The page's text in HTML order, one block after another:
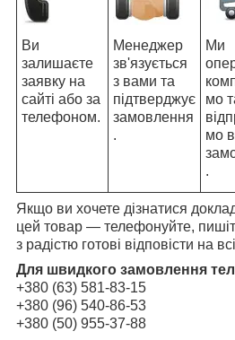
Ви
залишаєте
заявку на
сайті або за
телефоном.
Менеджер
зв'язується
з вами та
підтверджує
замовлення
.
Ми
мо
мо
.
Якщо ви хочете дізнатися
цей товар — телефонуйте,
з радістю готові відповісти на
Для швидкого замовлення
+380 (63) 581-83-15
+380 (96) 540-86-53
​​​​​​​+380 (50) 955-37-88